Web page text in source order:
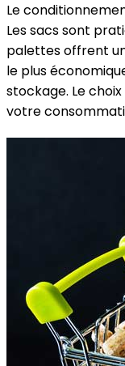
Le
Les sacs sont
palettes offrent
le plus
stockage. Le choix
votre